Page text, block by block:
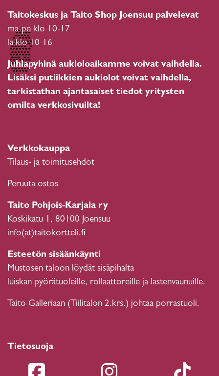
Taitokeskus ja Taito Shop Joensuu palvelevat
ma-pe klo 10-17
la klo 10-16
Juhlapyhinä aukioloaikamme voivat vaihdella.
Lisäksi putiikkien aukiolot voivat vaihdella,
tarkistathan ajantasaiset tiedot yritysten
omilta verkkosivuilta!
Verkkokauppa
Tilaus- ja toimitusehdot
Peruuta ostos
Taito Pohjois-Karjala ry
Koskikatu 1, 80100 Joensuu
info(at)taitokortteli.fi
Esteetön sisäänkäynti
Mustosen taloon löydät sisäpihalta
luiskan pyörätuoleille, rollaattoreille ja lastenvaunuille.
Taito Galleriaan (Tiilitalon 2.krs.) johtaa porrastuoli.
Tietosuoja